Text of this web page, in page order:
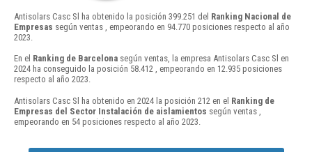
Antisolars Casc Sl ha obtenido la posición 399.251 del Ranking Nacional de
Empresas según ventas , empeorando en 94.770 posiciones respecto al año
2023.
En el Ranking de Barcelona según ventas, la empresa Antisolars Casc Sl en
2024 ha conseguido la posición 58.412 , empeorando en 12.935 posiciones
respecto al año 2023.
Antisolars Casc Sl ha obtenido en 2024 la posición 212 en el Ranking de
Empresas del Sector Instalación de aislamientos según ventas ,
empeorando en 54 posiciones respecto al año 2023.